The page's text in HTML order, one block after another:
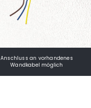
Anschluss an vorhandenes
Wandkabel möglich